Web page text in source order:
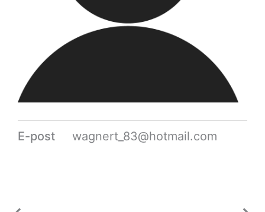
E-post wagnert_83@hotmail.com